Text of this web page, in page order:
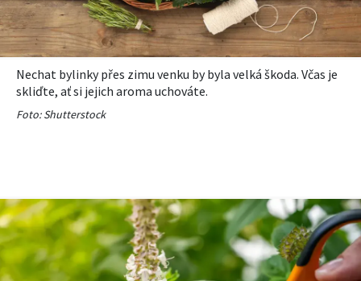
Nechat bylinky přes zimu venku by byla velká škoda. Včas je
skliďte, ať si jejich aroma uchováte.
Foto: Shutterstock